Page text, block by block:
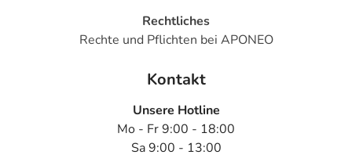
Rechtliches
Rechte und Pflichten bei APONEO
Kontakt
Unsere Hotline
Mo - Fr 9:00 - 18:00
Sa 9:00 - 13:00